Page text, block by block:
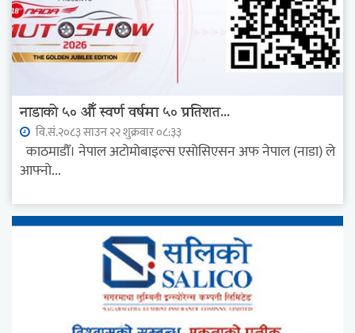
नाडाको ५० औँ स्वर्ण वर्षमा ५० प्रतिशत...
वि.सं.२०८३ साउन २२ शुक्रवार ०८:३३
काठमाडौँ। नेपाल अटोमोबाइल्स एसोसिएसन अफ नेपाल (नाडा) ले
आफ्नो...